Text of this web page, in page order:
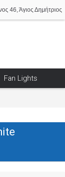
46, Άγιος Δημήτριος
Fan Lights